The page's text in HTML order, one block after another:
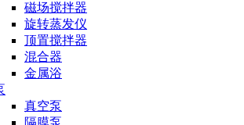
磁场搅拌器
旋转蒸发仪
顶置搅拌器
混合器
金属浴
真空泵
隔膜泵